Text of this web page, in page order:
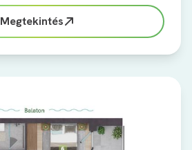
Megtekintés